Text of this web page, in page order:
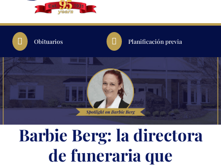
Obituarios Planificación previa
Barbie Berg: la directora
de funeraria que